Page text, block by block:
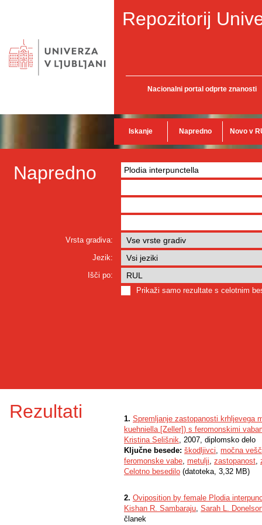
Repozitorij
Nacionalni portal odprte znanosti
Iskanje Napredno Novo v
Napredno
Vrsta gradiva:
Jezik:
Išči po:
Prikaži samo rezultate s celotnim
Rezultati 1. Spremljanje zastopanosti krhljevega
kuehniella [Zeller]) s feromonskimi
Kristina Selišnik, 2007, diplomsko delo
Ključne besede: škodljivci, močna
feromonske vabe, metulji, zastopanost,
Celotno besedilo (datoteka, 3,32 MB)
2. Oviposition by female Plodia
Kishan R. Sambaraju, Sarah L.
članek